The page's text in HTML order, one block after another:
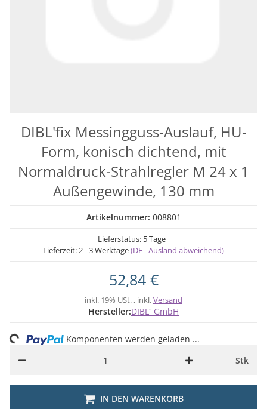
DIBL'fix Messingguss-Auslauf, HU-
Form, konisch dichtend, mit
Normaldruck-Strahlregler M 24 x 1
Außengewinde, 130 mm
Artikelnummer: 008801
Lieferstatus: 5 Tage
Lieferzeit:2 - 3 Werktage(DE - Ausland abweichend)
52,84 €
inkl. 19% USt. , inkl.Versand
Hersteller:DIBL´ GmbH
Stk
IN DEN WARENKORB
Komponenten werden geladen ...